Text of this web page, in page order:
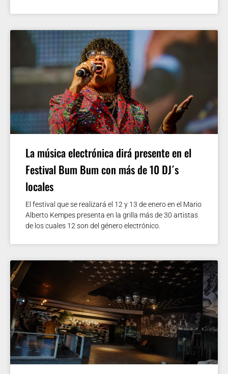
La música electrónica dirá presente en el
Festival Bum Bum con más de 10 DJ´s
locales
El festival que se realizará el 12 y 13 de enero en el Mario
Alberto Kempes presenta en la grilla más de 30 artistas
de los cuales 12 son del género electrónico.